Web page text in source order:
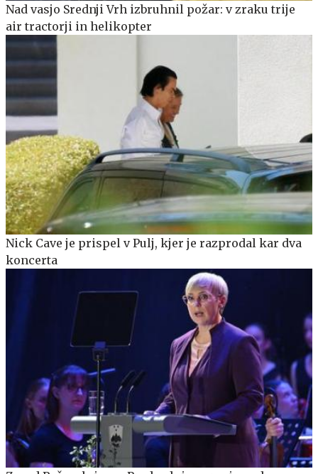
Nad vasjo Srednji Vrh izbruhnil požar: v zraku trije
air tractorji in helikopter
Nick Cave je prispel v Pulj, kjer je razprodal kar dva
koncerta